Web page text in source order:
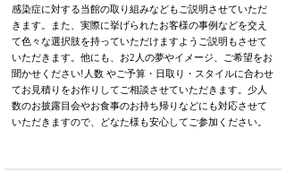
感染症に対する当館の取り組みなどもご説明させていただ
きます。また、実際に挙げられたお客様の事例などを交え
て色々な選択肢を持っていただけますようご説明もさせて
いただきます。他にも、お2人の夢やイメージ、ご希望をお
聞かせください!人数 やご予算・日取り・スタイルに合わせ
てお見積りをお作りしてご相談させていただきます。少人
数のお披露目会やお食事のお持ち帰りなどにも対応させて
いただきますので、どなた様も安心してご参加ください。